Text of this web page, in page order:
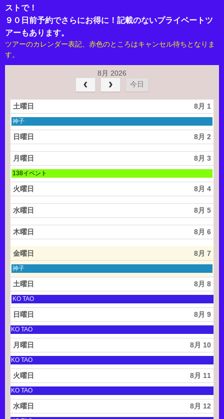
ストで！
９０日前予約でさらにお得に！記載のないプライベートツ
アーもあります。
ツアーのカレンダー表記、赤色のところはキャンセル待ちとなりま
す。
8月 2026
今日
土曜日 8月 1
土
曜
日,
8
月
1
s
t
2
0
2
6
神子
日曜日 8月 2
月曜日 8月 3
月
曜
日,
8
月
3
r
d
2
0
2
6
138イベント
火曜日 8月 4
水曜日 8月 5
木曜日 8月 6
金曜日 8月 7
金
曜
日,
8
月
7
h
2
0
2
6
神子
土曜日 8月 8
土
曜
日,
8
月
8
h
2
0
2
6
KO TAO
日曜日 8月 9
土
曜
日,
8
月
8
h
2
0
2
6
KO TAO
月曜日 8月 10
土
曜
日,
8
月
8
h
KO TAO
火曜日 8月 11
土
曜
日,
8
KO TAO
水曜日 8月 12